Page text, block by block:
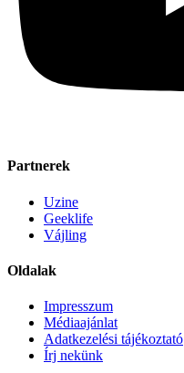
Partnerek
Uzine
Geeklife
Vájling
Oldalak
Impresszum
Médiaajánlat
Adatkezelési tájékoztató
Írj nekünk